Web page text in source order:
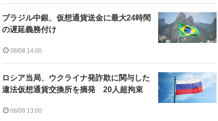
ブラジル中銀、仮想通貨送金に最大24時間
の遅延義務付け
08/08 14:00
ロシア当局、ウクライナ発詐欺に関与した
違法仮想通貨交換所を摘発 20人超拘束
08/08 13:00